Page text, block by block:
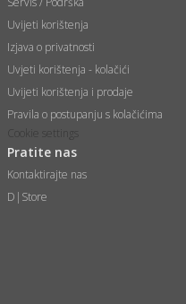
Uvijeti korištenja
Izjava o privatnosti
Uvjeti korištenja - kolačići
Uvijeti korištenja i prodaje
Pravila o postupanju s kolačićima
Cookie settings
Pratite nas
Kontaktirajte nas
D|Store